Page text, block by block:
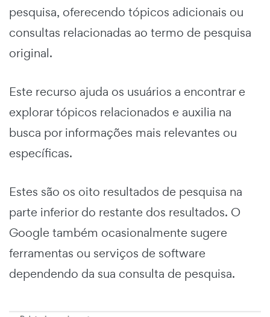
pesquisa, oferecendo tópicos adicionais ou
consultas relacionadas ao termo de pesquisa
original.
Este recurso ajuda os usuários a encontrar e
explorar tópicos relacionados e auxilia na
busca por informações mais relevantes ou
específicas.
Estes são os oito resultados de pesquisa na
parte inferior do restante dos resultados. O
Google também ocasionalmente sugere
ferramentas ou serviços de software
dependendo da sua consulta de pesquisa.